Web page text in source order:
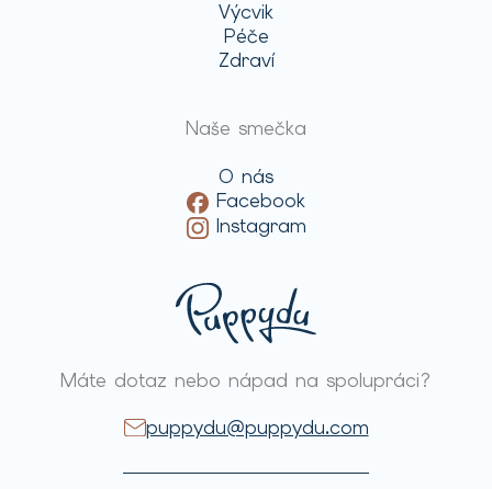
Výcvik
Péče
Zdraví
Naše smečka
O nás
Facebook
Instagram
Máte dotaz nebo nápad na spolupráci?
puppydu@puppydu.com